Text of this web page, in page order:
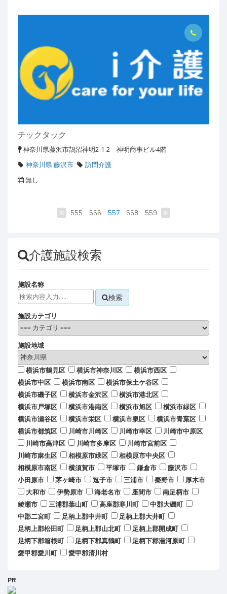
チックタック
神奈川県藤沢市鵠沼神明2-1-2 神明商事ビル4階
神奈川県 藤沢市
訪問介護
無し
555 556 557 558 559
介護施設検索
施設名称
検索
施設カテゴリ
施設地域
横浜市鶴見区 横浜市神奈川区
横浜市西区
横浜市中区
横浜市南区
横浜市保土ケ谷区
横浜市磯子区
横浜市金沢区
横浜市港北区
横浜市戸塚区
横浜市港南区 横浜市旭区
横浜市緑区
横浜市瀬谷区
横浜市栄区 横浜市泉区
横浜市青葉区
横浜市都筑区
川崎市川崎区 川崎市幸区
川崎市中原区
川崎市高津区
川崎市多摩区
川崎市宮前区
川崎市麻生区
相模原市緑区
相模原市中央区
相模原市南区
横須賀市 平塚市 鎌倉市
藤沢市
小田原市
茅ヶ崎市 逗子市 三浦市 秦野市
厚木市
大和市
伊勢原市 海老名市 座間市
南足柄市
綾瀬市
三浦郡葉山町 高座郡寒川町
中郡大磯町
中郡二宮町
足柄上郡中井町
足柄上郡大井町
足柄上郡松田町
足柄上郡山北町
足柄上郡開成町
足柄下郡箱根町
足柄下郡真鶴町
足柄下郡湯河原町
愛甲郡愛川町
愛甲郡清川村
PR